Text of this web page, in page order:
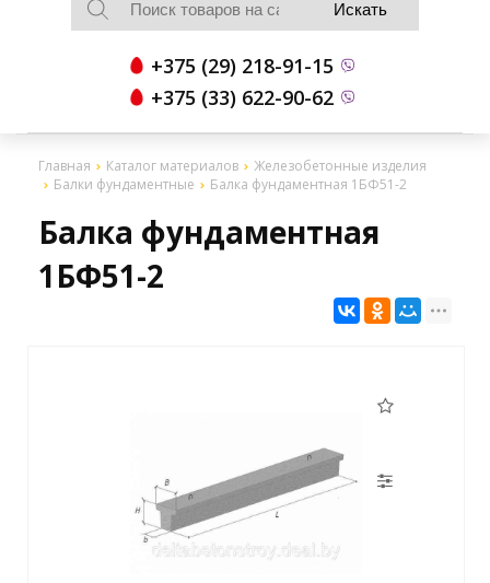
+375 (29) 218-91-15
+375 (33) 622-90-62
Главная Каталог материалов
Железобетонные изделия
Балки фундаментные
Балка фундаментная 1БФ51-2
Балка фундаментная
1БФ51-2